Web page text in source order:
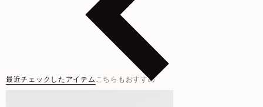
最近チェックしたアイテム こちらもおすすめ